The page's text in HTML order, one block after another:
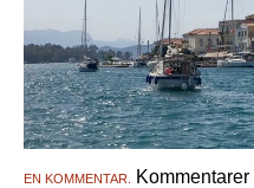
EN KOMMENTAR.